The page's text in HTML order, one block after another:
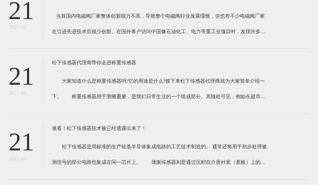
21
2021-01
​ 当前国内电磁阀厂家整体创新能力不高，导致整个电磁阀行业发展缓慢，但也有不少电磁阀厂家
在引进先进技术后很少创新。在国外客户访问中国像石油化工、电力等重工业项目时，发现许多项
21
2021-01
松下传感器代理商带你走进称重传感器
大家知道什么是称重传感器吗?它的用途是什么?接下来松下传感器代理商就为大家简单介绍一
下。 称重传感器用于测量重量，是我们日常生活的一个组成部分。其随处可见，例如在超市柜
带有应变片的弹性体组成。弹性体通常由钢
21
2021-01
速看！松下传感器技术被已经透露出来了！
松下传感器是用标准的生产硅基半导体集成电路的工艺技术制造的。 通常还将用于初步处理被
测信号的部分电路也集成在同一芯片上。 薄膜传感器则是通过沉积在介质衬底（基板）上的，